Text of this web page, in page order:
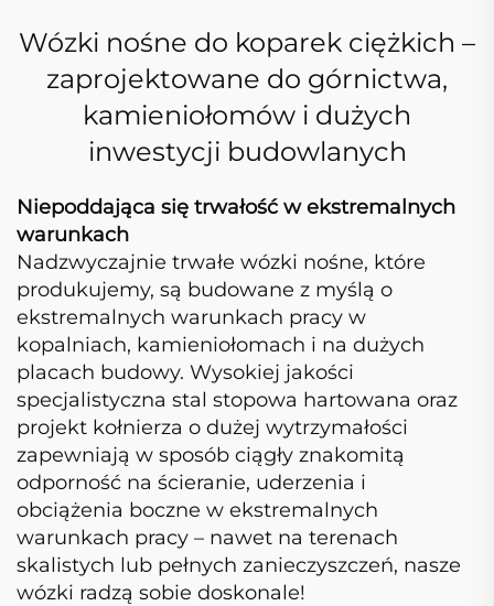
Wózki nośne do koparek ciężkich –
zaprojektowane do górnictwa,
kamieniołomów i dużych
inwestycji budowlanych
Niepoddająca się trwałość w ekstremalnych
warunkach
Nadzwyczajnie trwałe wózki nośne, które
produkujemy, są budowane z myślą o
ekstremalnych warunkach pracy w
kopalniach, kamieniołomach i na dużych
placach budowy. Wysokiej jakości
specjalistyczna stal stopowa hartowana oraz
projekt kołnierza o dużej wytrzymałości
zapewniają w sposób ciągły znakomitą
odporność na ścieranie, uderzenia i
obciążenia boczne w ekstremalnych
warunkach pracy – nawet na terenach
skalistych lub pełnych zanieczyszczeń, nasze
wózki radzą sobie doskonale!